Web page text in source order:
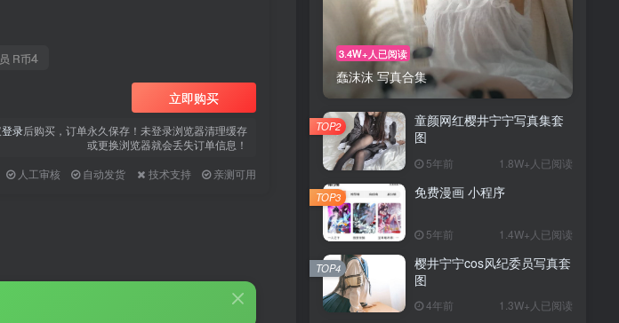
R币4
立即购买
登录后购买，订单永久保存！未登录浏览器清理缓存
或更换浏览器就会丢失订单信息！
人工审核
自动发货 技术支持 亲测可用
3.4W+人已阅读
蠢沫沫 写真合集
童颜网红樱井宁宁写真集套
图
5年前 1.8W+人已阅读
TOP2
免费漫画 小程序
5年前 1.4W+人已阅读
TOP3
樱井宁宁cos风纪委员写真套
图
4年前 1.3W+人已阅读
TOP4